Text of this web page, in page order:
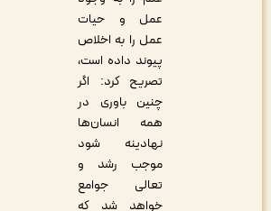
عمل و حیات
عمل را به اخلاص
پیوند داده است،
تصریح کرد: اگر
چنین باوری در
همه انسان‌ها
نهادینه شود
موجب رشد و
تعالی جوامع
خواهد شد که